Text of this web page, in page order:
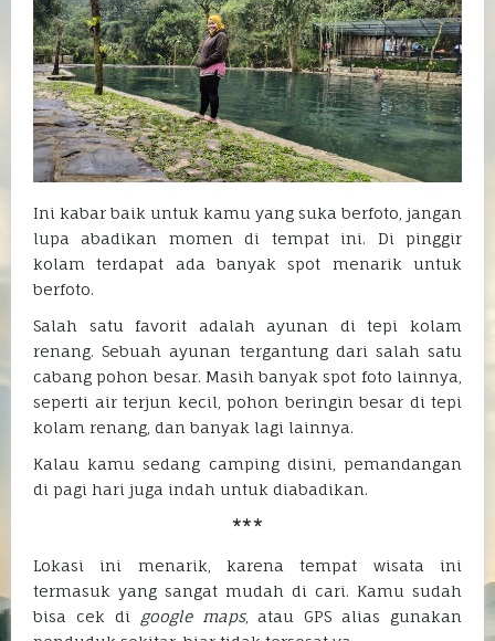
Ini kabar baik untuk kamu yang suka berfoto, jangan
lupa abadikan momen di tempat ini. Di pinggir
kolam terdapat ada banyak spot menarik untuk
berfoto.
Salah satu favorit adalah ayunan di tepi kolam
renang. Sebuah ayunan tergantung dari salah satu
cabang pohon besar. Masih banyak spot foto lainnya,
seperti air terjun kecil, pohon beringin besar di tepi
kolam renang, dan banyak lagi lainnya.
Kalau kamu sedang camping disini, pemandangan
di pagi hari juga indah untuk diabadikan.
***
Lokasi ini menarik, karena tempat wisata ini
termasuk yang sangat mudah di cari. Kamu sudah
bisa cek di google maps, atau GPS alias gunakan